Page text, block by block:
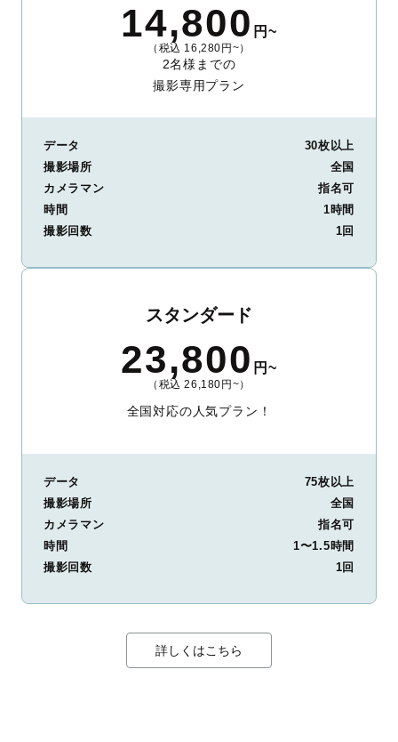
14,800 円~
（税込 16,280円~）
2名様までの
撮影専用プラン
データ
30枚以上
撮影場所
全国
カメラマン
指名可
時間
1時間
撮影回数
1回
スタンダード
23,800 円~
（税込 26,180円~）
全国対応の人気プラン！
データ
75枚以上
撮影場所
全国
カメラマン
指名可
時間
1〜1.5時間
撮影回数
1回
詳しくはこちら